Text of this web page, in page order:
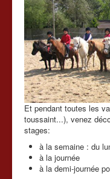
Tarifs
Les news du club
Et pendant toutes les
toussaint...), venez
stages:
à la semaine : du
à la journée
à la demi-journée